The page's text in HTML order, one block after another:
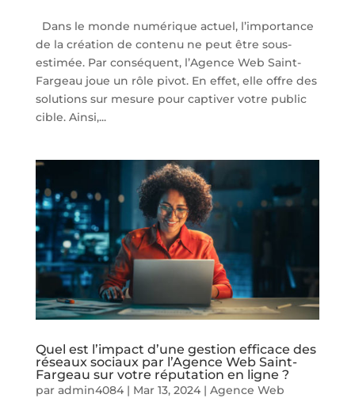
Dans le monde numérique actuel, l’importance
de la création de contenu ne peut être sous-
estimée. Par conséquent, l’Agence Web Saint-
Fargeau joue un rôle pivot. En effet, elle offre des
solutions sur mesure pour captiver votre public
cible. Ainsi,...
Quel est l’impact d’une gestion efficace des
réseaux sociaux par l’Agence Web Saint-
Fargeau sur votre réputation en ligne ?
par admin4084| Mar 13, 2024| Agence Web